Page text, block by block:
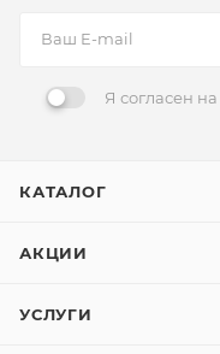
Я согласен на
КАТАЛОГ
АКЦИИ
УСЛУГИ